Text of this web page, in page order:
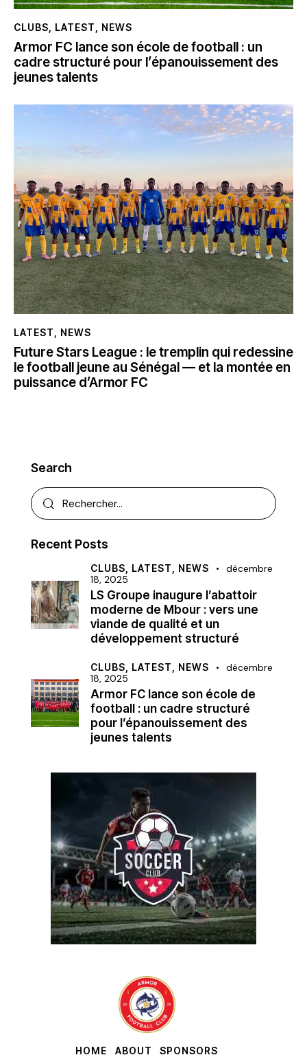
CLUBS LATEST NEWS
Armor FC lance son école de football : un
cadre structuré pour l’épanouissement des
jeunes talents
LATEST NEWS
Future Stars League : le tremplin qui redessine
le football jeune au Sénégal — et la montée en
puissance d’Armor FC
Search
Recent Posts
CLUBS, LATEST, NEWS
décembre
18, 2025
LS Groupe inaugure l’abattoir
moderne de Mbour : vers une
viande de qualité et un
développement structuré
CLUBS, LATEST, NEWS
décembre
18, 2025
Armor FC lance son école de
football : un cadre structuré
pour l’épanouissement des
jeunes talents
HOME ABOUT SPONSORS